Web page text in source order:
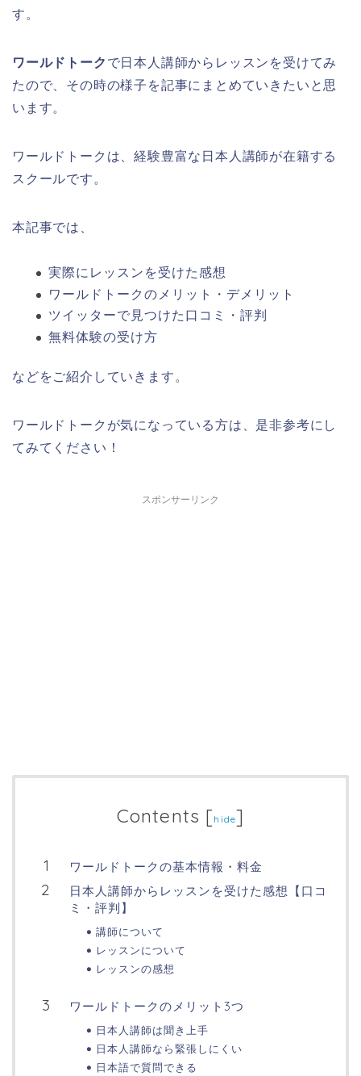
す。
ワールドトーク で日本人講師からレッスンを受けてみ
たので、その時の様子を記事にまとめていきたいと思
います。
ワールドトークは、経験豊富な日本人講師が在籍する
スクールです。
本記事では、
実際にレッスンを受けた感想
ワールドトークのメリット・デメリット
ツイッターで見つけた口コミ・評判
無料体験の受け方
などをご紹介していきます。
ワールドトークが気になっている方は、是非参考にし
てみてください！
スポンサーリンク
Contents [hide]
ワールドトークの基本情報・料金
日本人講師からレッスンを受けた感想【口コ
ミ・評判】
講師について
レッスンについて
レッスンの感想
ワールドトークのメリット3つ
日本人講師は聞き上手
日本人講師なら緊張しにくい
日本語で質問できる